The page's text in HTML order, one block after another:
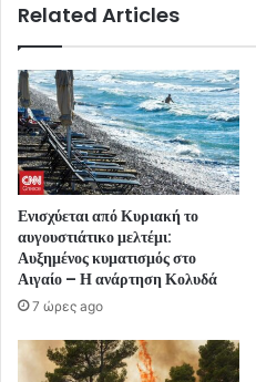
Related Articles
Ενισχύεται από Κυριακή το
αυγουστιάτικο μελτέμι:
Αυξημένος κυματισμός στο
Αιγαίο – Η ανάρτηση Κολυδά
7 ώρες ago